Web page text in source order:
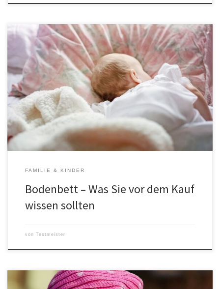
Bodenbetten gibt es in vielen verschiedenen Ausführungen. Doch
welches ist das richtige Bett für Ihr Kind? Wir geben Tipps, damit
Sie das perfekte Bodenbett finden! Was hat es mit dem
Bodenbett auf sich? Es gibt verschiedene Arten von Bodenbetten,
aber sie alle haben eines gemeinsam: Sie sind perfekt für kleine
[…]
FAMILIE & KINDER
Bodenbett – Was Sie vor dem Kauf
wissen sollten
von Testmeister